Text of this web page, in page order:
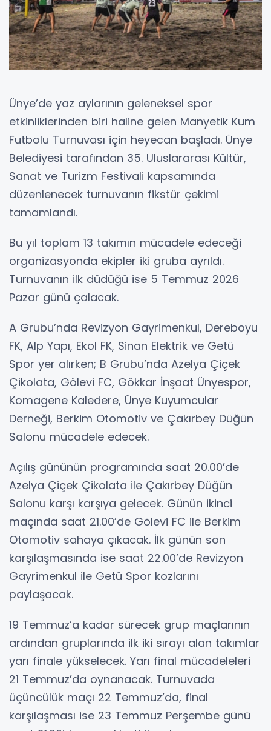
Ünye’de yaz aylarının geleneksel spor
etkinliklerinden biri haline gelen Manyetik Kum
Futbolu Turnuvası için heyecan başladı. Ünye
Belediyesi tarafından 35. Uluslararası Kültür,
Sanat ve Turizm Festivali kapsamında
düzenlenecek turnuvanın fikstür çekimi
tamamlandı.
Bu yıl toplam 13 takımın mücadele edeceği
organizasyonda ekipler iki gruba ayrıldı.
Turnuvanın ilk düdüğü ise 5 Temmuz 2026
Pazar günü çalacak.
A Grubu’nda Revizyon Gayrimenkul, Dereboyu
FK, Alp Yapı, Ekol FK, Sinan Elektrik ve Getü
Spor yer alırken; B Grubu’nda Azelya Çiçek
Çikolata, Gölevi FC, Gökkar İnşaat Ünyespor,
Komagene Kaledere, Ünye Kuyumcular
Derneği, Berkim Otomotiv ve Çakırbey Düğün
Salonu mücadele edecek.
Açılış gününün programında saat 20.00’de
Azelya Çiçek Çikolata ile Çakırbey Düğün
Salonu karşı karşıya gelecek. Günün ikinci
maçında saat 21.00’de Gölevi FC ile Berkim
Otomotiv sahaya çıkacak. İlk günün son
karşılaşmasında ise saat 22.00’de Revizyon
Gayrimenkul ile Getü Spor kozlarını
paylaşacak.
19 Temmuz’a kadar sürecek grup maçlarının
ardından gruplarında ilk iki sırayı alan takımlar
yarı finale yükselecek. Yarı final mücadeleleri
21 Temmuz’da oynanacak. Turnuvada
üçüncülük maçı 22 Temmuz’da, final
karşılaşması ise 23 Temmuz Perşembe günü